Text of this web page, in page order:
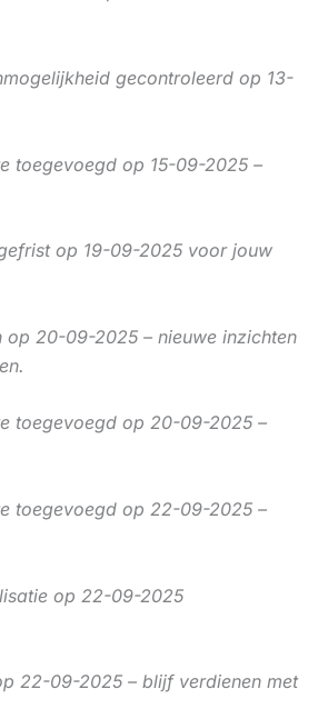
gecontroleerd op 13-
toegevoegd op 15-09-2025 –
op 19-09-2025 voor jouw
op 20-09-2025 – nieuwe inzichten
toegevoegd op 20-09-2025 –
toegevoegd op 22-09-2025 –
op 22-09-2025
22-09-2025 – blijf verdienen met